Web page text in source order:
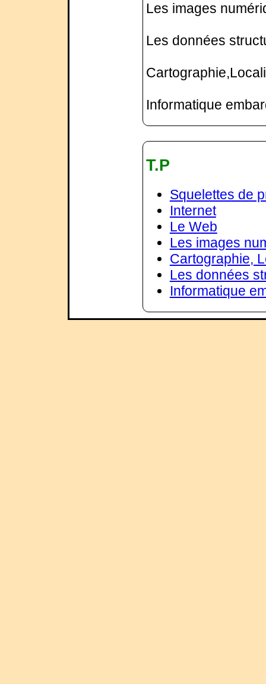
Les images
Les données
Informatique
T.P
Squelettes de
Internet
Le Web
Les images
Cartographie,
Les données
Informatique